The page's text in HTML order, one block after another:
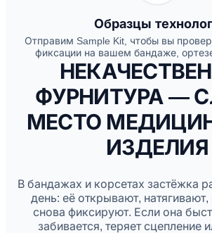
Образцы
Отправим Sample Kit, чтобы вы
фиксации на вашем бандаже,
ФУРНИТУРА —
МЕСТО
ИЗДЕЛИЯ
В бандажах и корсетах застёжка
день: её открывают, натягивают,
снова фиксируют. Если она
забивается, теряет сцепление